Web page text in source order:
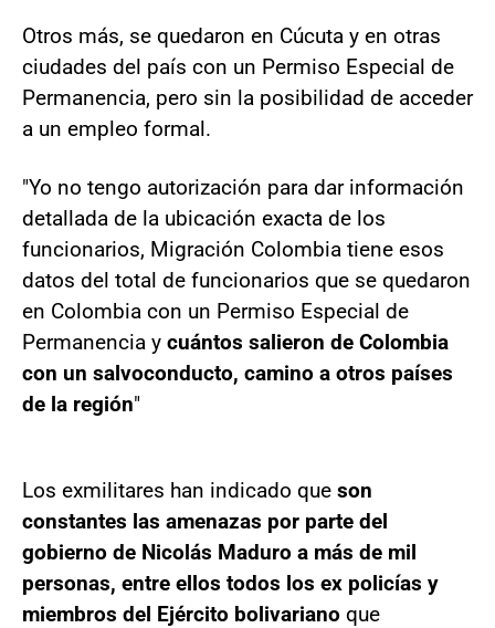
Otros más, se quedaron en Cúcuta y en otras
ciudades del país con un Permiso Especial de
Permanencia, pero sin la posibilidad de acceder
a un empleo formal.
"Yo no tengo autorización para dar información
detallada de la ubicación exacta de los
funcionarios, Migración Colombia tiene esos
datos del total de funcionarios que se quedaron
en Colombia con un Permiso Especial de
Permanencia y cuántos salieron de Colombia
con un salvoconducto, camino a otros países
de la región"
Los exmilitares han indicado que son
constantes las amenazas por parte del
gobierno de Nicolás Maduro a más de mil
personas, entre ellos todos los ex policías y
miembros del Ejército bolivariano que